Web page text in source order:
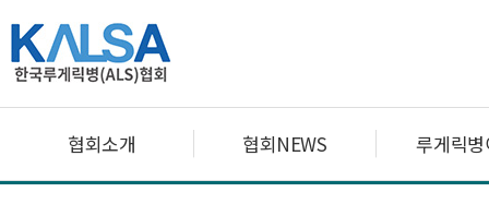
협회소개 협회NEWS 루게릭